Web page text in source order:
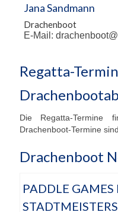
Jana Sandmann
Drachenboot
E-Mail:
Regatta-
Die Regatta-Termine
Drachenboot-Termine
Drachenboot
PADDLE